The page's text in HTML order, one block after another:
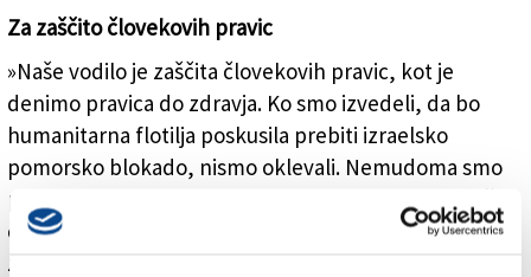
Za zaščito človekovih pravic
»Naše vodilo je zaščita človekovih pravic, kot je
denimo pravica do zdravja. Ko smo izvedeli, da bo
humanitarna flotilja poskusila prebiti izraelsko
pomorsko blokado, nismo oklevali. Nemudoma smo
pristopili, saj se Palestincem odrekajo najosnovnejše
človekove pravice,« nam je povedal Luca Radaelli,
zdravstveni tehnik, ki je leta 2009 dal odpoved v